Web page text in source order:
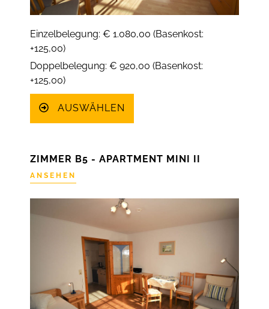
Einzelbelegung: € 1.080,00 (Basenkost:
+125,00)
Doppelbelegung: € 920,00 (Basenkost:
+125,00)
AUSWÄHLEN
ZIMMER B5 - APARTMENT MINI II
ANSEHEN